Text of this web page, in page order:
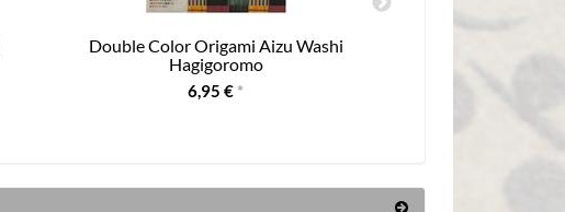
Double Color Origami Aizu Washi
Hagigoromo
6,95 € *